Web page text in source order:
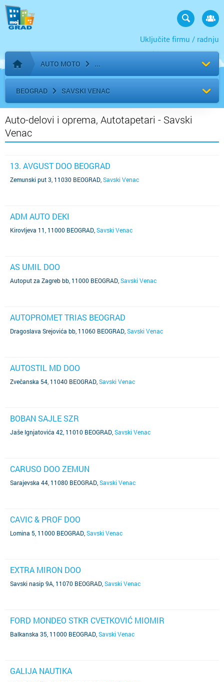
Uključite firmu / radnju
Početna stranica
AUTO MOTO
BEOGRAD SAVSKI VENAC
Auto-delovi i oprema, Autotapetari - Savski
Venac
13. AVGUST DOO BEOGRAD
Zemunski put 3, 11030 BEOGRAD Savski Venac
ADM AUTO DEKI
Kirovljeva 11, 11000 BEOGRAD Savski Venac
AS UMIL DOO
Autoput za Zagreb bb, 11000 BEOGRAD Savski Venac
AUTOPROMET TRIAS BEOGRAD
Dragoslava Srejovića bb, 11060 BEOGRAD Savski Venac
AUTOSTIL MD DOO
Zvečanska 54, 11040 BEOGRAD Savski Venac
BOBAN SAJLE SZR
Jaše Ignjatovića 42, 11010 BEOGRAD Savski Venac
CARUSO DOO ZEMUN
Sarajevska 44, 11080 BEOGRAD Savski Venac
CAVIC & PROF DOO
Lomina 5, 11000 BEOGRAD Savski Venac
EXTRA MIRON DOO
Savski nasip 9A, 11070 BEOGRAD Savski Venac
FORD MONDEO STKR CVETKOVIĆ MIOMIR
Balkanska 35, 11000 BEOGRAD Savski Venac
GALIJA NAUTIKA